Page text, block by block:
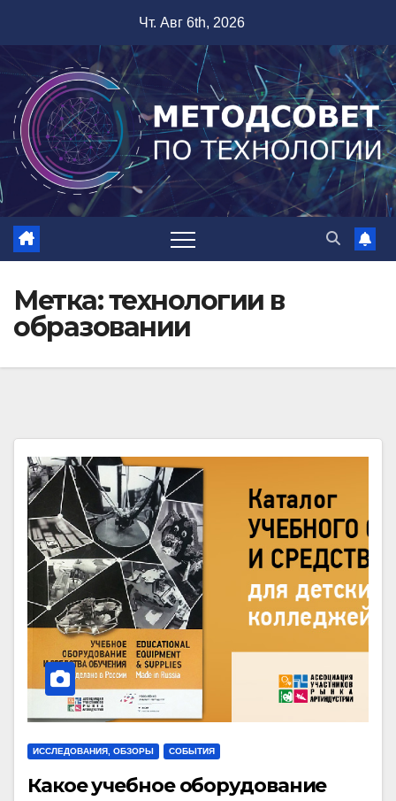
содержимому
Чт. Авг 6th, 2026
Метка:технологии в
образовании
ИССЛЕДОВАНИЯ, ОБЗОРЫ СОБЫТИЯ
Какое учебное оборудование